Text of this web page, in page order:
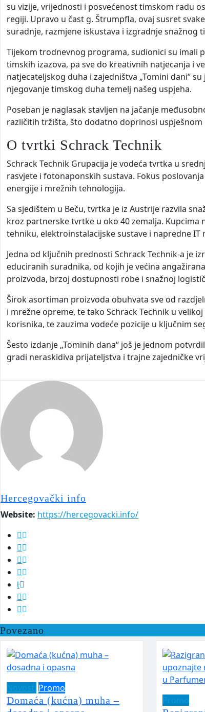
su vizije, vrijednosti i posvećenost timskom radu
regiji. Upravo u čast g. Štrumpfla, ovaj susret
suradnje, razmjene iskustava i izgradnje snažnog
Tijekom trodnevnog programa, sudionici su imali
timskih izazova, pa sve do kreativnih natjecanja i
natjecateljskog duha i zajedništva „Tomini dani“
njegovanje timskog duha temelj našeg uspjeha.
Poseban je naglasak stavljen na jačanje
različitih tržišta, što dodatno doprinosi
O tvrtki Schrack Technik
Schrack Technik Grupacija je vodeća tvrtka u
rasvjete i fotonaponskih sustava. Fokus
energije i mrežnih tehnologija.
Sa sjedištem u Beču, tvrtka je iz Austrije razvila
kroz partnerske tvrtke u oko 40 zemalja.
tehniku, elektroinstalacijske sustave i napredne IT
Jedna od ključnih prednosti Schrack Technik-a je
educiranih suradnika, od kojih je većina
proizvoda, brzoj dostupnosti robe i snažnoj
Širok asortiman proizvoda obuhvata sve od
i mrežne opreme, te tako Schrack Technik u
korisnika, te zauzima vodeće pozicije u ključnim
Šesto izdanje „Tominih dana“ još je jednom
gradi neraskidiva prijateljstva i trajne zajedničke
Hercegovački info
Website: https://hercegovacki.info/
Povezano
Promo
Domaća (kućna) muha –